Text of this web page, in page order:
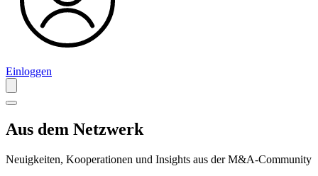
Einloggen
Aus dem Netzwerk
Neuigkeiten, Kooperationen und Insights aus der M&A-Community